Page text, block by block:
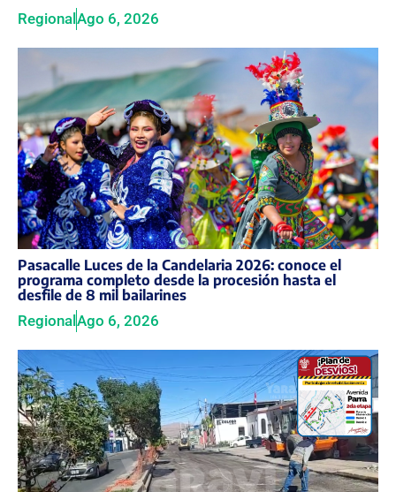
Regional Ago 6, 2026
Pasacalle Luces de la Candelaria 2026: conoce el
programa completo desde la procesión hasta el
desfile de 8 mil bailarines
RegionalAgo 6, 2026